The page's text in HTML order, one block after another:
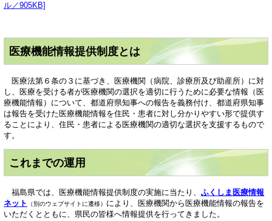
ル／905KB]
医療機能情報提供制度とは
医療法第６条の３に基づき、医療機関（病院、診療所及び助産所）に対
し、医療を受ける者が医療機関の選択を適切に行うために必要な情報（医
療機能情報）について、都道府県知事への報告を義務付け、都道府県知事
は報告を受けた医療機能情報を住民・患者に対し分かりやすい形で提供す
ることにより、住民・患者による医療機関の適切な選択を支援するもので
す。
これまでの運用
福島県では、医療機能情報提供制度の実施に当たり、 ふくしま医療情報
ネット
（別のウェブサイトに遷移） により、医療機関から医療機能情報の報告を
いただくとともに、県民の皆様へ情報提供を行ってきました。